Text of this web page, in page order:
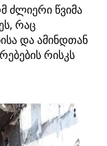
წვიმა
რაც
და ამინდთან
რისკს